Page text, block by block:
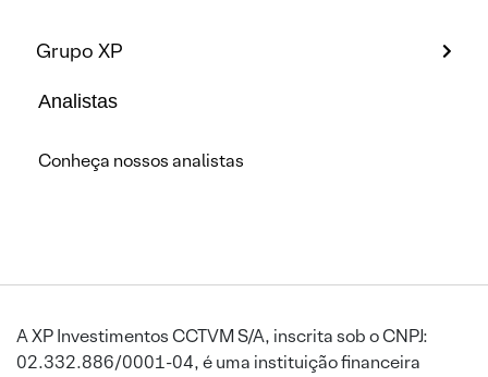
Grupo XP
Analistas
Conheça nossos analistas
A XP Investimentos CCTVM S/A, inscrita sob o CNPJ:
02.332.886/0001-04, é uma instituição financeira